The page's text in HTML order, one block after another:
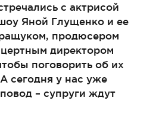
с актрисой
Яной Глущенко и ее
продюсером
директором
поговорить об их
сегодня у нас уже
– супруги ждут